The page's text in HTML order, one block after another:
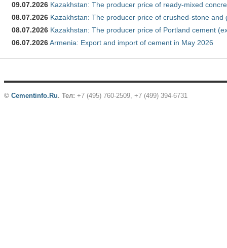
09.07.2026 Kazakhstan: The producer price of ready-mixed
08.07.2026 Kazakhstan: The producer price of crushed-stone and
08.07.2026 Kazakhstan: The producer price of Portland cement
06.07.2026Armenia: Export and import of cement in May 2026
© Cementinfo.Ru. Тел: +7 (495) 760-2509, +7 (499) 394-6731